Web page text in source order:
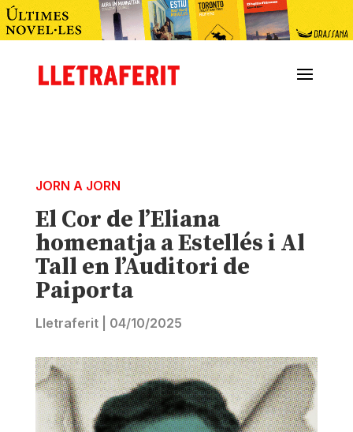
JORN A JORN
El Cor de l’Eliana
homenatja a Estellés i Al
Tall en l’Auditori de
Paiporta
Lletraferit| 04/10/2025